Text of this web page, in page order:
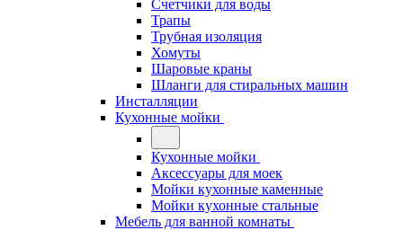
Счетчики для воды
Трапы
Трубная изоляция
Хомуты
Шаровые краны
Шланги для стиральных машин
Инсталляции
Кухонные мойки
Кухонные мойки
Аксессуары для моек
Мойки кухонные каменные
Мойки кухонные стальные
Мебель для ванной комнаты